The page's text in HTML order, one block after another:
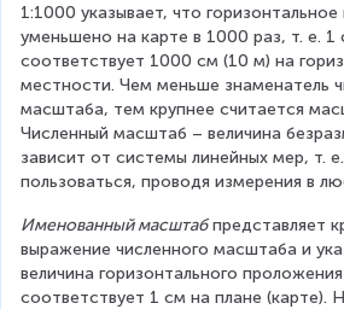
1:1000 указывает, что
уменьшено на карте в 1000 раз, т. е. 1
соответствует 1000 см (10 м) на
местности. Чем меньше знаменатель
масштаба, тем крупнее считается
Численный масштаб – величина
зависит от системы линейных мер, т.
пользоваться, проводя измерения в
Именованный масштаб представляет
выражение численного масштаба и
величина горизонтального
соответствует 1 см на плане (карте).